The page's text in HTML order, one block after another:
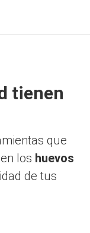
tienen
que
los huevos
de tus